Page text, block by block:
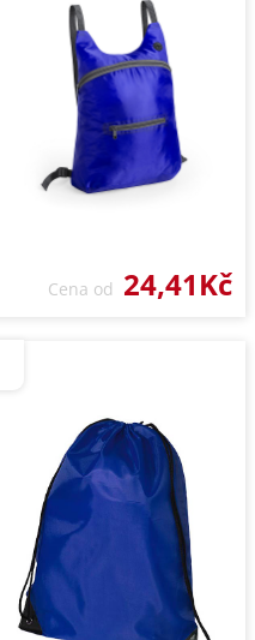
Cena od 24,41Kč